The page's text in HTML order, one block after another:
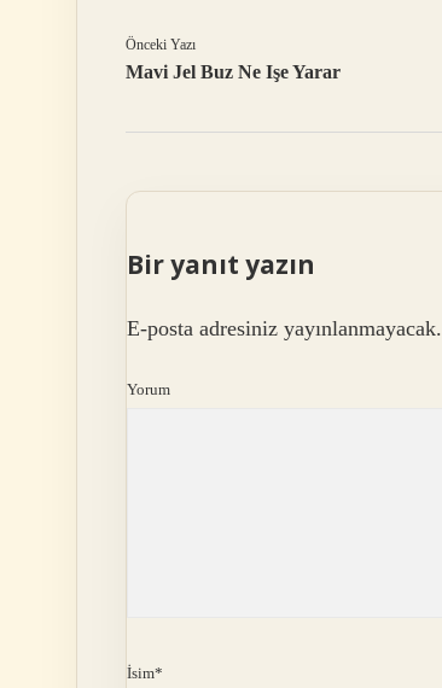
Önceki Yazı
Mavi Jel Buz Ne Işe Yarar
Bir yanıt yazın
E-posta adresiniz yayınlanmayacak.
Yorum
İsim*